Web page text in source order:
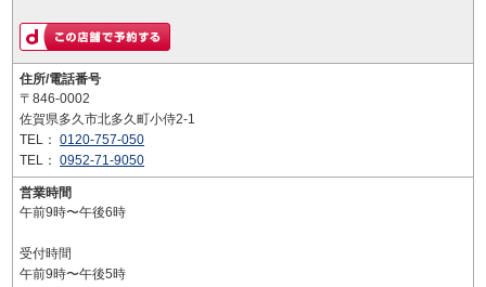
住所/電話番号
〒846-0002
佐賀県多久市北多久町小侍2-1
TEL： 0120-757-050
TEL： 0952-71-9050
営業時間
午前9時〜午後6時
受付時間
午前9時〜午後5時